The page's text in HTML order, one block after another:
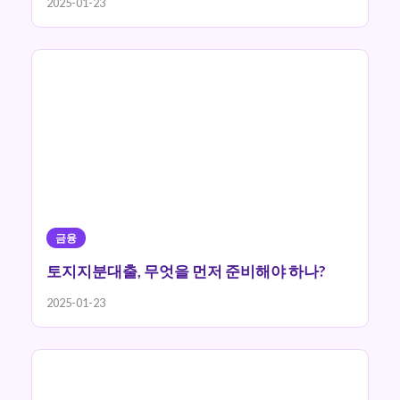
금융
토지지분대출, 무엇을 먼저 준비해야 하나?
2025-01-23